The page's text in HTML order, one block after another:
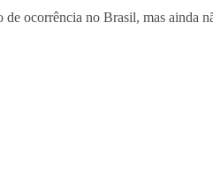
ocorrência no Brasil, mas ainda